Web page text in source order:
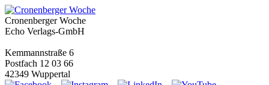
Cronenberger Woche
Echo Verlags-GmbH
Kemmannstraße 6
Postfach 12 03 66
42349 Wuppertal